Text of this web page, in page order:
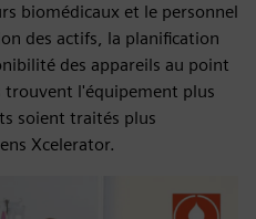
biomédicaux et le personnel
des actifs, la planification
des appareils au point
trouvent l'équipement plus
soient traités plus
Xcelerator.